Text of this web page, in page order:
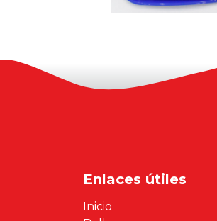
Enlaces útiles
Inicio